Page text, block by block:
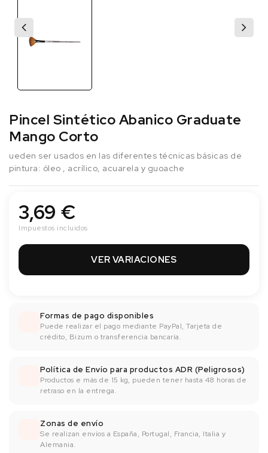
Pincel Sintético Abanico Graduate
Mango Corto
ueden ser usados en las diferentes técnicas básicas de
pintura: óleo , acrílico, acuarela y guoache
3,69 €
Impuestos incluidos
VER VARIACIONES
Formas de pago disponibles
Puede realizar el pago mediante PayPal, Tarjeta de
crédito, Bizum o transferencia bancaría.
Política de Envío para productos ADR (Peligrosos)
Productos e más de 15 kg, pueden tener hasta 48 horas de
retraso en la entrega.
Zonas de envío
Se realizan envíos a España, Portugal, Francia, Italia y
Alemania.